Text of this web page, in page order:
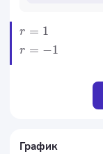
r = 1
r = −1
График